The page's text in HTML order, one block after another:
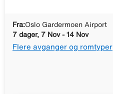
Fra:Oslo Gardermoen Airport
7 dager, 7 Nov - 14 Nov
Flere avganger og romtyper